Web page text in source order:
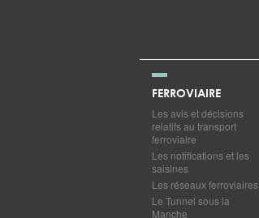
FERROVIAIRE
Les avis et décisions
relatifs au transport
ferroviaire
Les notifications et les
saisines
Les réseaux ferroviaires
Le Tunnel sous la
Manche